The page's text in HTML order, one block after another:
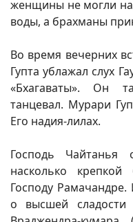
женщины не могли
воды, а брахманы
Во время вечерних
Гупта ублажал слух
«Бхагаваты». Он
танцевал. Мурари
Его надия-лилах.
Господь Чайтанья
насколько
Господу
о высшей